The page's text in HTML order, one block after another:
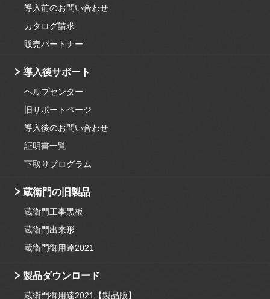
導入前のお問い合わせ
カタログ請求
販売パートナー
導入後サポート
ヘルプセンター
旧サポートページ
導入後のお問い合わせ
証明書一覧
下取りプログラム
蔵衛門の旧製品
蔵衛門工事黒板
蔵衛門出来形
蔵衛門御用達2021
製品ダウンロード
蔵衛門御用達2021【製品版】